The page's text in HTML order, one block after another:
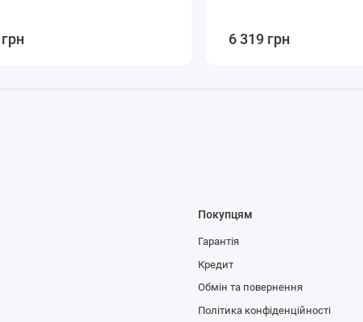
6 319 грн
Покупцям
Гарантія
Кредит
Обмін та повернення
Політика конфіденційності